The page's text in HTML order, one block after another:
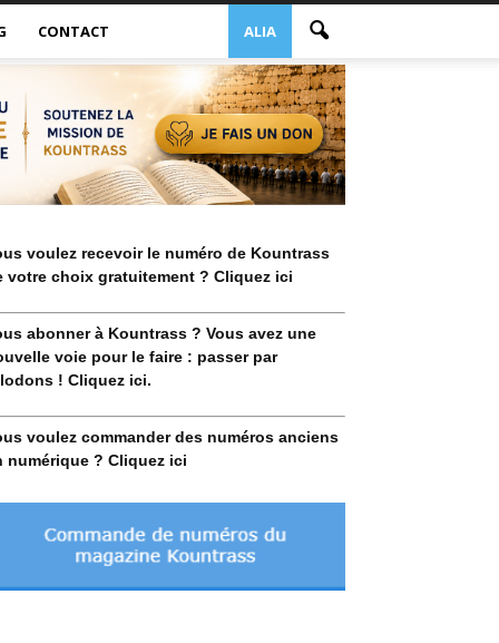
ALIA
CONTACT
voulez recevoir le numéro de Kountrass
votre choix gratuitement ? Cliquez ici
abonner à Kountrass ? Vous avez une
voie pour le faire : passer par
! Cliquez ici.
voulez commander des numéros anciens
numérique ? Cliquez ici